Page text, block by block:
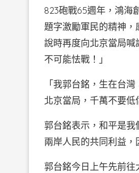
823砲戰65週年，鴻海
題字激勵軍民的精神
說時再度向北京當局
不可能怯戰！」
「我郭台銘，生在台
北京當局，千萬不要
郭台銘表示，和平是
兩岸人民的共同利益
郭台銘今日上午先前